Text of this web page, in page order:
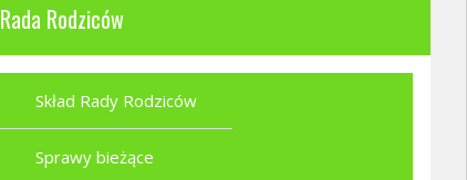
Rada Rodziców
Skład Rady Rodziców
Sprawy bieżące